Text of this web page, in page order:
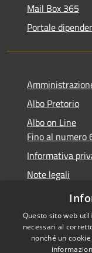
Mail Box 365
Portale
Albo Pretorio
Albo on Line
Fino al numero
Informativa
Note legali
Dichiarazione
Questo sito web
necessari al
nonché un